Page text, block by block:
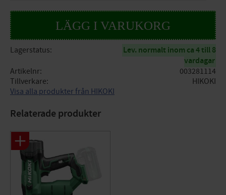
Lagerstatus
Lev. normalt inom ca 4 till 8
vardagar
Artikelnr
003281114
Tillverkare
HIKOKI
Visa alla produkter från HIKOKI
Relaterade produkter